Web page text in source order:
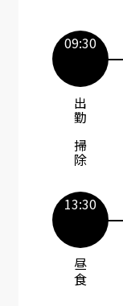
09:30
出勤～掃除
13:30
昼食​